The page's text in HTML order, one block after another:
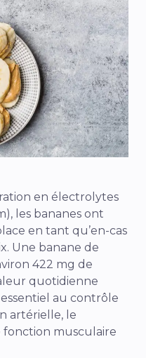
en électrolytes
les bananes ont
en tant qu’en-cas
Une banane de
422 mg de
quotidienne
au contrôle
artérielle, le
musculaire